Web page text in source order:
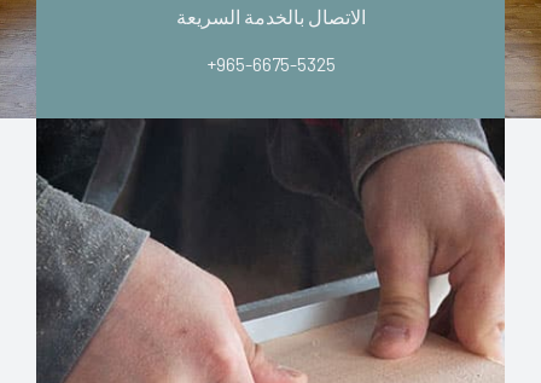
الاتصال بالخدمة السريعة
+965-6675-5325